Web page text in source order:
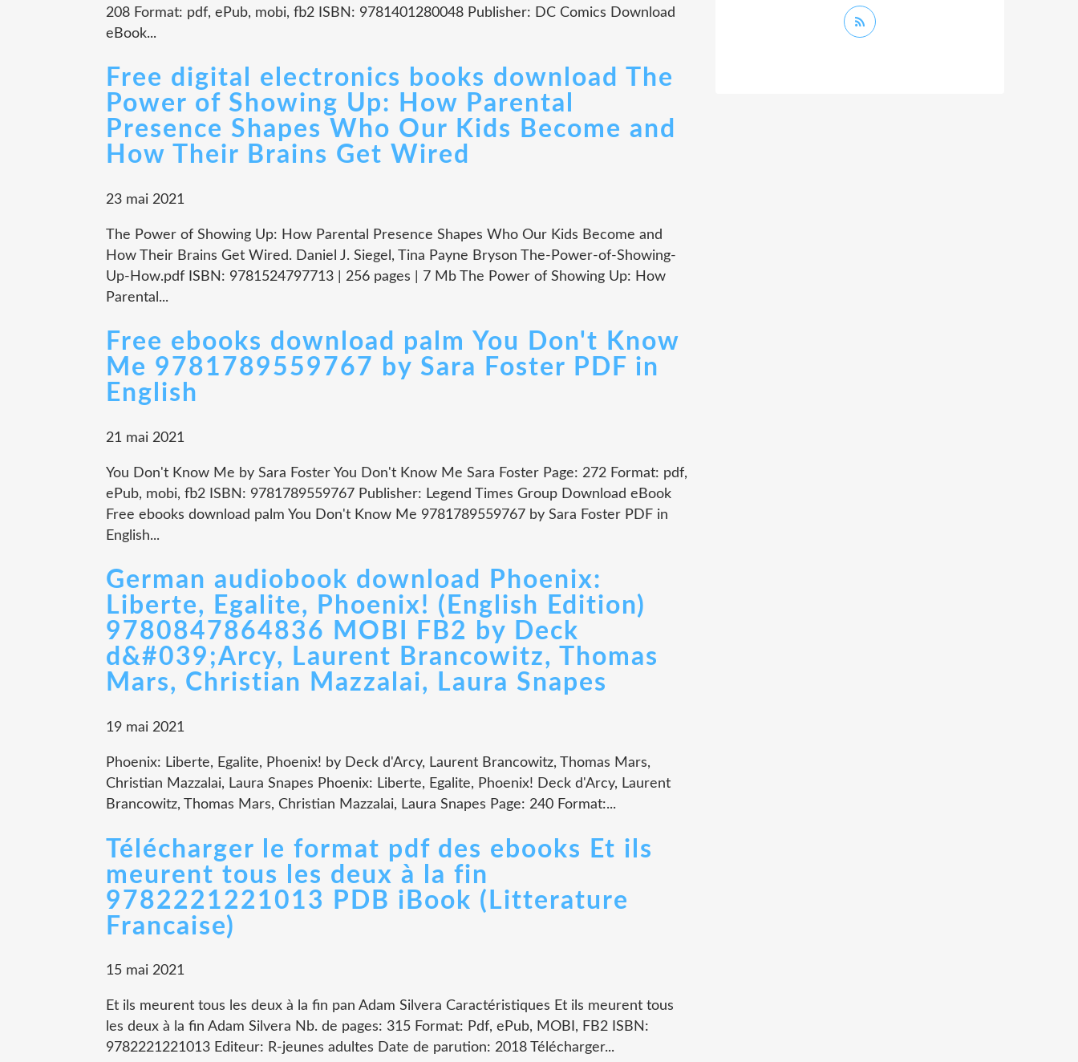
208 Format: pdf, ePub, mobi, fb2 ISBN: 9781401280048 Publisher: DC Comics Download
eBook...
Free digital electronics books download The
Power of Showing Up: How Parental
Presence Shapes Who Our Kids Become and
How Their Brains Get Wired
23 mai 2021
The Power of Showing Up: How Parental Presence Shapes Who Our Kids Become and
How Their Brains Get Wired. Daniel J. Siegel, Tina Payne Bryson The-Power-of-Showing-
Up-How.pdf ISBN: 9781524797713 | 256 pages | 7 Mb The Power of Showing Up: How
Parental...
Free ebooks download palm You Don't Know
Me 9781789559767 by Sara Foster PDF in
English
21 mai 2021
You Don't Know Me by Sara Foster You Don't Know Me Sara Foster Page: 272 Format: pdf,
ePub, mobi, fb2 ISBN: 9781789559767 Publisher: Legend Times Group Download eBook
Free ebooks download palm You Don't Know Me 9781789559767 by Sara Foster PDF in
English...
German audiobook download Phoenix:
Liberte, Egalite, Phoenix! (English Edition)
9780847864836 MOBI FB2 by Deck
d&#039;Arcy, Laurent Brancowitz, Thomas
Mars, Christian Mazzalai, Laura Snapes
19 mai 2021
Phoenix: Liberte, Egalite, Phoenix! by Deck d'Arcy, Laurent Brancowitz, Thomas Mars,
Christian Mazzalai, Laura Snapes Phoenix: Liberte, Egalite, Phoenix! Deck d'Arcy, Laurent
Brancowitz, Thomas Mars, Christian Mazzalai, Laura Snapes Page: 240 Format:...
Télécharger le format pdf des ebooks Et ils
meurent tous les deux à la fin
9782221221013 PDB iBook (Litterature
Francaise)
15 mai 2021
Et ils meurent tous les deux à la fin pan Adam Silvera Caractéristiques Et ils meurent tous
les deux à la fin Adam Silvera Nb. de pages: 315 Format: Pdf, ePub, MOBI, FB2 ISBN:
9782221221013 Editeur: R-jeunes adultes Date de parution: 2018 Télécharger...